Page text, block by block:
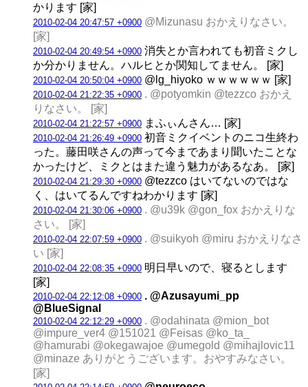
かります [家]
2010-02-04 20:47:57 +0900 @Mizunasu おかえりなさい。
[家]
2010-02-04 20:49:54 +0900 消失とか言われても初音ミクし
か分かりません。ハルヒとか関知してません。 [家]
2010-02-04 20:50:04 +0900 @lg_hiyoko ｗｗｗｗｗｗ [家]
2010-02-04 21:22:35 +0900 . @potyomkin @tezzco おかえ
りなさい。 [家]
2010-02-04 21:22:57 +0900 まふぃんさん… [家]
2010-02-04 21:26:49 +0900 初音ミクイベントのニコ生終わ
った。藤田咲さんの声って今まであまり聞いたことな
かったけど、ミクとはまた違う魅力があるなあ。 [家]
2010-02-04 21:29:30 +0900 @tezzco はいてないのではな
く、はいてるんですねわかります [家]
2010-02-04 21:30:06 +0900 . @u39k @gon_fox おかえりな
さい。 [家]
2010-02-04 22:07:59 +0900 . @suikyoh @miru おかえりなさ
い [家]
2010-02-04 22:08:35 +0900 明日早いので、寝るとします
[家]
2010-02-04 22:12:08 +0900 . @Azusayumi_pp
@BlueSignal
2010-02-04 22:12:29 +0900 . @odahinata @mion_bot
@impure_ver4 @151021 @Feisas @ko_ta_
@hamurabi @okegawajoe @umegold @mihajlovic11
@minaze ありがとうございます。おやすみなさい。
[家]